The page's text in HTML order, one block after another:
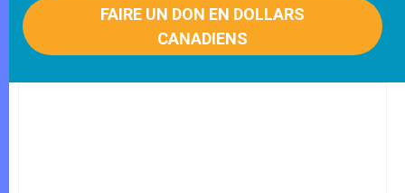
FAIRE UN DON EN DOLLARS
CANADIENS